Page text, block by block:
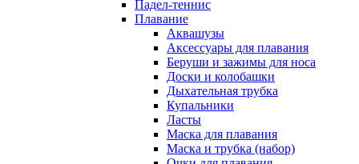
Падел-теннис
Плавание
Аквашузы
Аксессуары для плавания
Беруши и зажимы для носа
Доски и колобашки
Дыхательная трубка
Купальники
Ласты
Маска для плавания
Маска и трубка (набор)